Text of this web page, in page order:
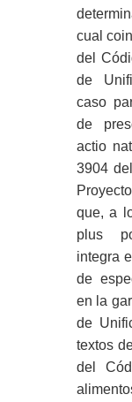
cual
del
de
caso
de
actio
3904
que, a
plus
integra
de
en la
de
textos
del